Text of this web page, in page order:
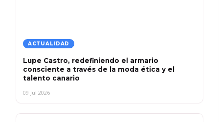
ACTUALIDAD
Lupe Castro, redefiniendo el armario
consciente a través de la moda ética y el
talento canario
09 Jul 2026